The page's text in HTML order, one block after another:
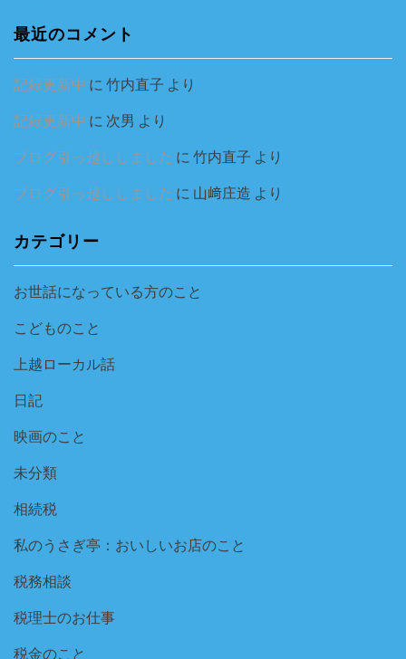
最近のコメント
記録更新中 に 竹内直子 より
記録更新中 に 次男 より
ブログ引っ越ししました に 竹内直子 より
ブログ引っ越ししました に 山﨑庄造 より
カテゴリー
お世話になっている方のこと
こどものこと
上越ローカル話
日記
映画のこと
未分類
相続税
私のうさぎ亭：おいしいお店のこと
税務相談
税理士のお仕事
税金のこと